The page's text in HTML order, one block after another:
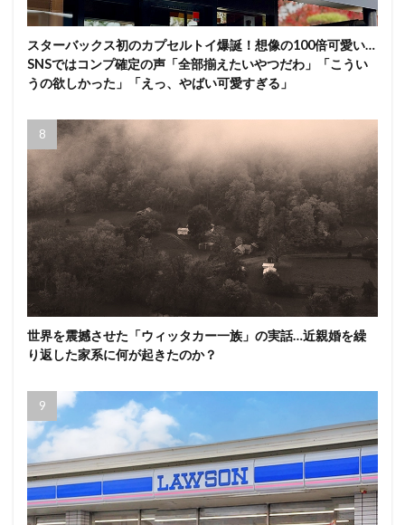
スターバックス初のカプセルトイ爆誕！想像の100倍可愛い…
SNSではコンプ確定の声「全部揃えたいやつだわ」「こうい
うの欲しかった」「えっ、やばい可愛すぎる」
世界を震撼させた「ウィッタカー一族」の実話…近親婚を繰
り返した家系に何が起きたのか？